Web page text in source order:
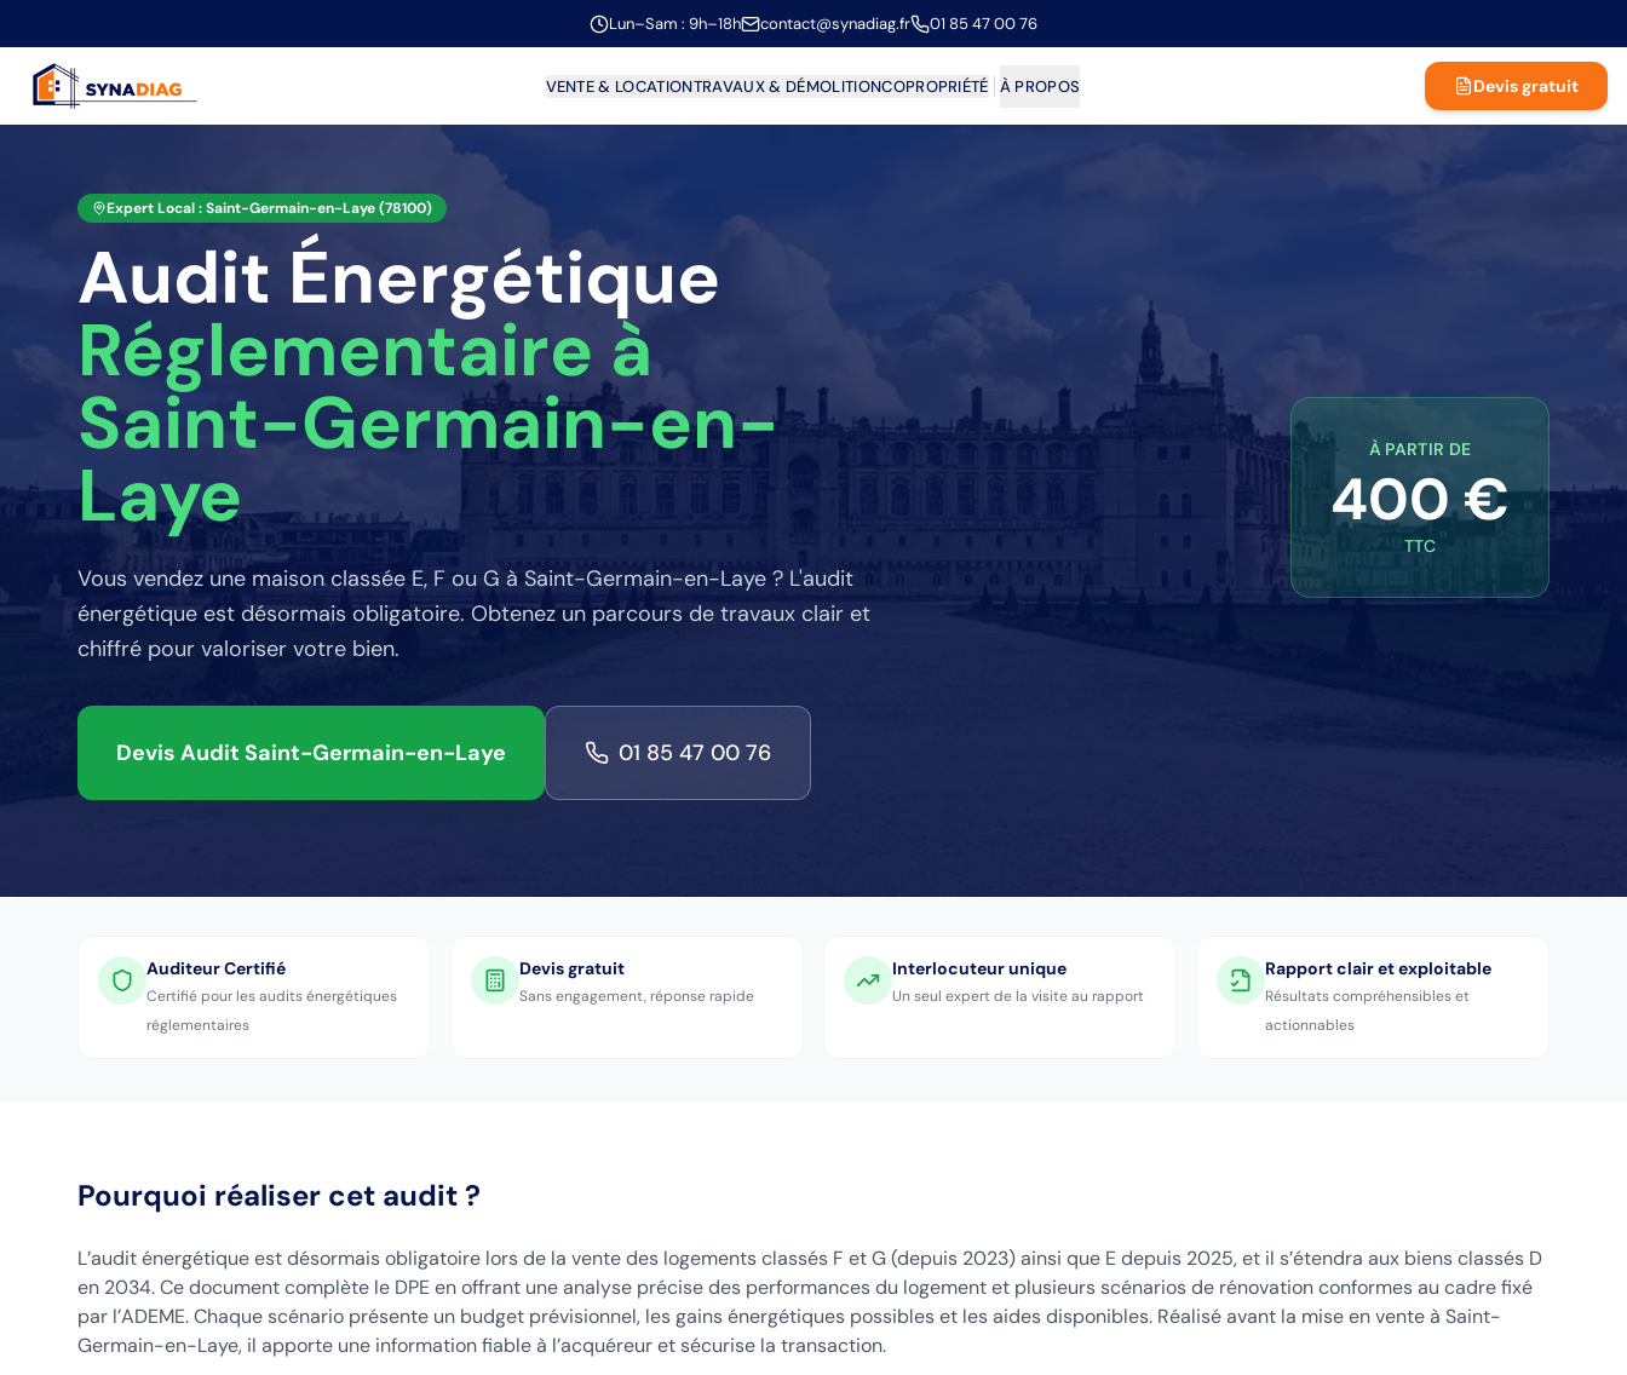
Lun–Sam : 9h–18h contact@synadiag.fr 01 85 47 00 76
VENTE & LOCATIONTRAVAUX & DÉMOLITIONCOPROPRIÉTÉ À PROPOS Devis gratuit
Expert Local :Saint-Germain-en-Laye(78100)
Audit Énergétique
Réglementaire à
Saint-Germain-en-
Laye
Vous vendez une maison classée E, F ou G à Saint-Germain-en-Laye ? L'audit
énergétique est désormais obligatoire. Obtenez un parcours de travaux clair et
chiffré pour valoriser votre bien.
Devis Audit Saint-Germain-en-Laye 01 85 47 00 76
À PARTIR DE
400 €
TTC
Auditeur Certifié
Certifié pour les audits énergétiques
réglementaires
Devis gratuit
Sans engagement, réponse rapide
Interlocuteur unique
Un seul expert de la visite au rapport
Rapport clair et exploitable
Résultats compréhensibles et
actionnables
Pourquoi réaliser cet audit ?
L’audit énergétique est désormais obligatoire lors de la vente des logements classés F et G (depuis 2023) ainsi que E depuis 2025, et il s’étendra aux biens classés D
en 2034. Ce document complète le DPE en offrant une analyse précise des performances du logement et plusieurs scénarios de rénovation conformes au cadre fixé
par l’ADEME. Chaque scénario présente un budget prévisionnel, les gains énergétiques possibles et les aides disponibles. Réalisé avant la mise en vente à Saint-
Germain-en-Laye, il apporte une information fiable à l’acquéreur et sécurise la transaction.